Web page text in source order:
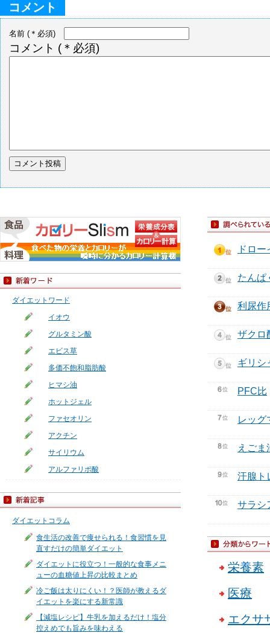
コメント
名前 (＊必須)
コメント (＊必須)
ダイエットワード
イオウ
グルタミン酸
エビス草
多価不飽和脂肪酸
ヒマシ油
ホットジェル
ファセオリン
アクチン
サイリウム
アルファリポ酸
ダイエットコラム
食生活の改善で痩せられる！食習慣を見
直すだけの簡単ダイエット
ダイエットに役立つ！一般的な食事メニ
ューの血糖値上昇の比較まとめ
冷ご飯は太りにくい！？医師が教えるダ
イエットを楽にする新常識
【減塩レシピ】牛乳を加えるだけ！塩分
控えめでも旨みを味わえる
ドロー
たんぱ
利尿作
ザクロ
ギリシ
PFC比
レッグ
えごま
汗腺ト
サラシ
栄養素
医療
エクサ